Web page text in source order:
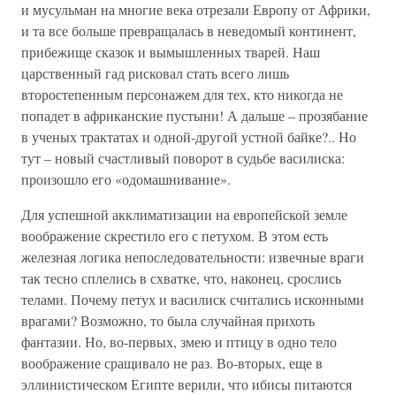
и мусульман на многие века отрезали Европу от Африки,
и та все больше превращалась в неведомый континент,
прибежище сказок и вымышленных тварей. Наш
царственный гад рисковал стать всего лишь
второстепенным персонажем для тех, кто никогда не
попадет в африканские пустыни! А дальше – прозябание
в ученых трактатах и одной-другой устной байке?.. Но
тут – новый счастливый поворот в судьбе василиска:
произошло его «одомашнивание».
Для успешной акклиматизации на европейской земле
воображение скрестило его с петухом. В этом есть
железная логика непоследовательности: извечные враги
так тесно сплелись в схватке, что, наконец, срослись
телами. Почему петух и василиск считались исконными
врагами? Возможно, то была случайная прихоть
фантазии. Но, во-первых, змею и птицу в одно тело
воображение сращивало не раз. Во-вторых, еще в
эллинистическом Египте верили, что ибисы питаются